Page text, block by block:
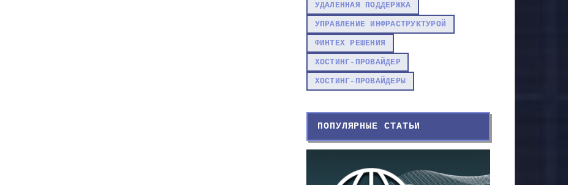
УДАЛЕННАЯ ПОДДЕРЖКА
УПРАВЛЕНИЕ ИНФРАСТРУКТУРОЙ
ФИНТЕХ РЕШЕНИЯ
ХОСТИНГ-ПРОВАЙДЕР
ХОСТИНГ-ПРОВАЙДЕРЫ
ПОПУЛЯРНЫЕ СТАТЬИ